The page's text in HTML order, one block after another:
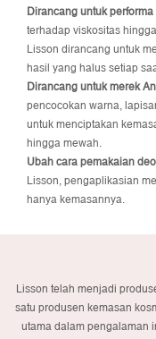
Dirancang untuk performa
terhadap viskositas
Lisson dirancang untuk
hasil yang halus setiap
Dirancang untuk merek
pencocokan warna,
untuk menciptakan
hingga mewah.
Ubah cara pemakaian
Lisson, pengaplikasian
hanya kemasannya.
Lisson telah menjadi
satu produsen kemasan
utama dalam pengalaman